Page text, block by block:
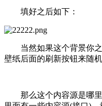
填好之后如下：
当然如果这个背景你之
壁纸后面的刷新按钮来随机
那么这个内容源是哪里